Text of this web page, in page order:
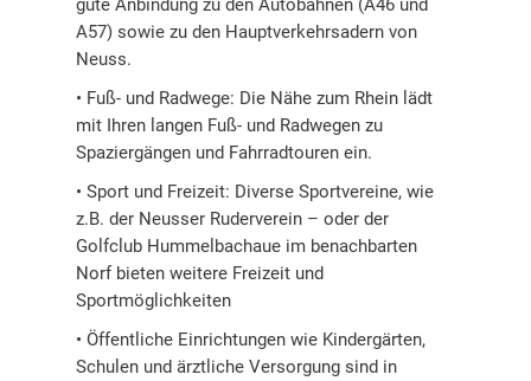
gute Anbindung zu den Autobahnen (A46 und
A57) sowie zu den Hauptverkehrsadern von
Neuss.
• Fuß- und Radwege: Die Nähe zum Rhein lädt
mit Ihren langen Fuß- und Radwegen zu
Spaziergängen und Fahrradtouren ein.
• Sport und Freizeit: Diverse Sportvereine, wie
z.B. der Neusser Ruderverein – oder der
Golfclub Hummelbachaue im benachbarten
Norf bieten weitere Freizeit und
Sportmöglichkeiten
• Öffentliche Einrichtungen wie Kindergärten,
Schulen und ärztliche Versorgung sind in